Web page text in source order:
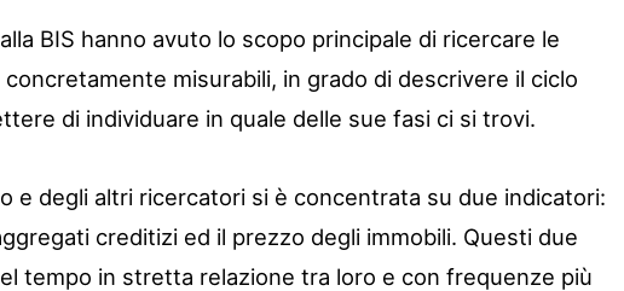
BIS hanno avuto lo scopo principale di ricercare le
misurabili, in grado di descrivere il ciclo
di individuare in quale delle sue fasi ci si trovi.
e degli altri ricercatori si è concentrata su due indicatori:
creditizi ed il prezzo degli immobili. Questi due
tempo in stretta relazione tra loro e con frequenze più